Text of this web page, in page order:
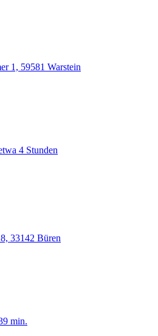
1, 59581 Warstein
4 Stunden
33142 Büren
min.